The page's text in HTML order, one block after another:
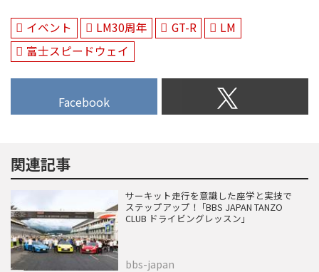
イベント LM30周年 GT-R
LM
富士スピードウェイ
Facebook
関連記事
サーキット走行を意識した座学と実技で
ステップアップ！ ｢BBS JAPAN TANZO
CLUB ドライビングレッスン｣
bbs-japan